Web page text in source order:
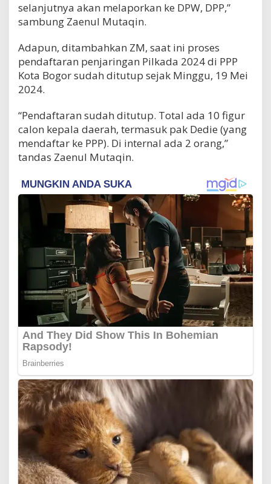
selanjutnya akan melaporkan ke DPW, DPP,”
sambung Zaenul Mutaqin.
Adapun, ditambahkan ZM, saat ini proses
pendaftaran penjaringan Pilkada 2024 di PPP
Kota Bogor sudah ditutup sejak Minggu, 19 Mei
2024.
“Pendaftaran sudah ditutup. Total ada 10 figur
calon kepala daerah, termasuk pak Dedie (yang
mendaftar ke PPP). Di internal ada 2 orang,”
tandas Zaenul Mutaqin.